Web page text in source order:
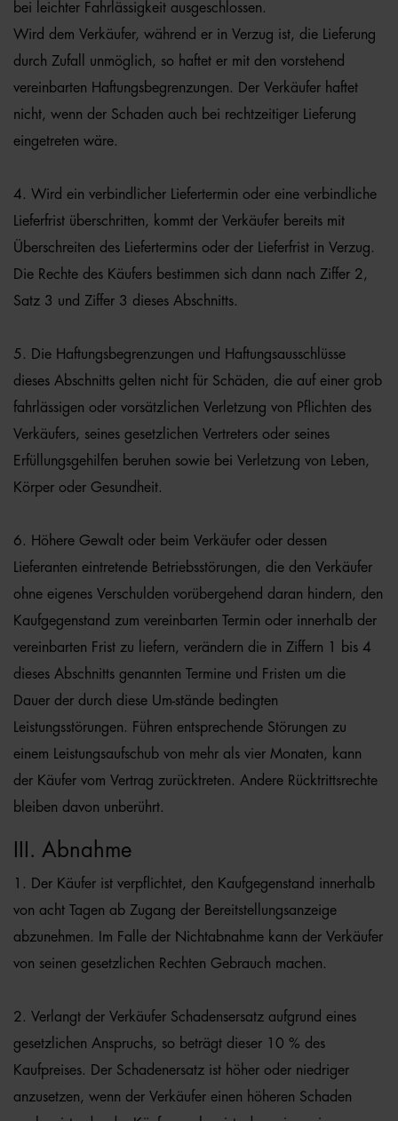
bei leichter Fahrlässigkeit ausgeschlossen.
Wird dem Verkäufer, während er in Verzug ist, die Lieferung
durch Zufall unmöglich, so haftet er mit den vorstehend
vereinbarten Haftungsbegrenzungen. Der Verkäufer haftet
nicht, wenn der Schaden auch bei rechtzeitiger Lieferung
eingetreten wäre.
4. Wird ein verbindlicher Liefertermin oder eine verbindliche
Lieferfrist überschritten, kommt der Verkäufer bereits mit
Überschreiten des Liefertermins oder der Lieferfrist in Verzug.
Die Rechte des Käufers bestimmen sich dann nach Ziffer 2,
Satz 3 und Ziffer 3 dieses Abschnitts.
5. Die Haftungsbegrenzungen und Haftungsausschlüsse
dieses Abschnitts gelten nicht für Schäden, die auf einer grob
fahrlässigen oder vorsätzlichen Verletzung von Pflichten des
Verkäufers, seines gesetzlichen Vertreters oder seines
Erfüllungsgehilfen beruhen sowie bei Verletzung von Leben,
Körper oder Gesundheit.
6. Höhere Gewalt oder beim Verkäufer oder dessen
Lieferanten eintretende Betriebsstörungen, die den Verkäufer
ohne eigenes Verschulden vorübergehend daran hindern, den
Kaufgegenstand zum vereinbarten Termin oder innerhalb der
vereinbarten Frist zu liefern, verändern die in Ziffern 1 bis 4
dieses Abschnitts genannten Termine und Fristen um die
Dauer der durch diese Um-stände bedingten
Leistungsstörungen. Führen entsprechende Störungen zu
einem Leistungsaufschub von mehr als vier Monaten, kann
der Käufer vom Vertrag zurücktreten. Andere Rücktrittsrechte
bleiben davon unberührt.
III. Abnahme
1. Der Käufer ist verpflichtet, den Kaufgegenstand innerhalb
von acht Tagen ab Zugang der Bereitstellungsanzeige
abzunehmen. Im Falle der Nichtabnahme kann der Verkäufer
von seinen gesetzlichen Rechten Gebrauch machen.
2. Verlangt der Verkäufer Schadensersatz aufgrund eines
gesetzlichen Anspruchs, so beträgt dieser 10 % des
Kaufpreises. Der Schadenersatz ist höher oder niedriger
anzusetzen, wenn der Verkäufer einen höheren Schaden